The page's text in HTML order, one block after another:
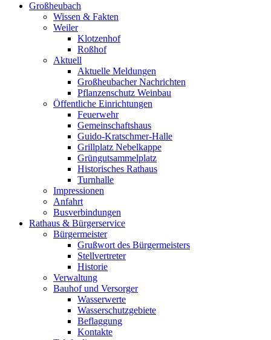
Großheubach
Wissen & Fakten
Weiler
Klotzenhof
Roßhof
Aktuell
Aktuelle Meldungen
Großheubacher Nachrichten
Pflanzenschutz Weinbau
Öffentliche Einrichtungen
Feuerwehr
Gemeinschaftshaus
Guido-Kratschmer-Halle
Grillplatz Nebelkappe
Grüngutsammelplatz
Historisches Rathaus
Turnhalle
Impressionen
Anfahrt
Busverbindungen
Rathaus & Bürgerservice
Bürgermeister
Grußwort des Bürgermeisters
Stellvertreter
Historie
Verwaltung
Bauhof und Versorger
Wasserwerte
Wasserschutzgebiete
Beflaggung
Kontakte